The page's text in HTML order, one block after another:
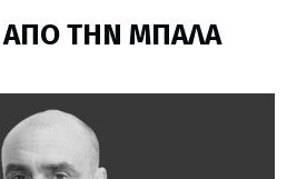
ΑΠΟ ΤΗΝ ΜΠΑΛΑ